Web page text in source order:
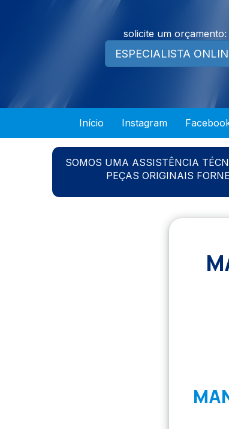
solicite um orçamento:
ESPECIALISTA
Início Instagram
SOMOS UMA ASSISTÊNCIA
PEÇAS ORIGINAIS